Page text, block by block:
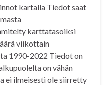
kartalla Tiedot saat
karttatasoiksi
viikottain
1990-2022 Tiedot on
on vähän
ei ilmeisesti ole siirretty